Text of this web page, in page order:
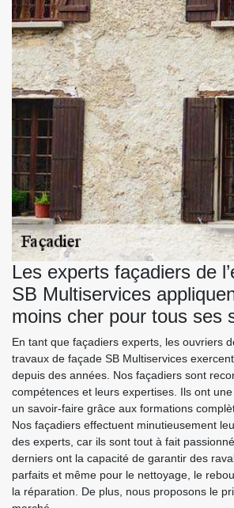
Les experts façadiers de
SB Multiservices
moins cher pour tous ses
En tant que façadiers experts, les ouvriers
travaux de façade SB Multiservices
depuis des années. Nos façadiers sont
compétences et leurs expertises. Ils ont
un savoir-faire grâce aux formations
Nos façadiers effectuent minutieusement
des experts, car ils sont tout à fait
derniers ont la capacité de garantir des
parfaits et même pour le nettoyage, le
la réparation. De plus, nous proposons le